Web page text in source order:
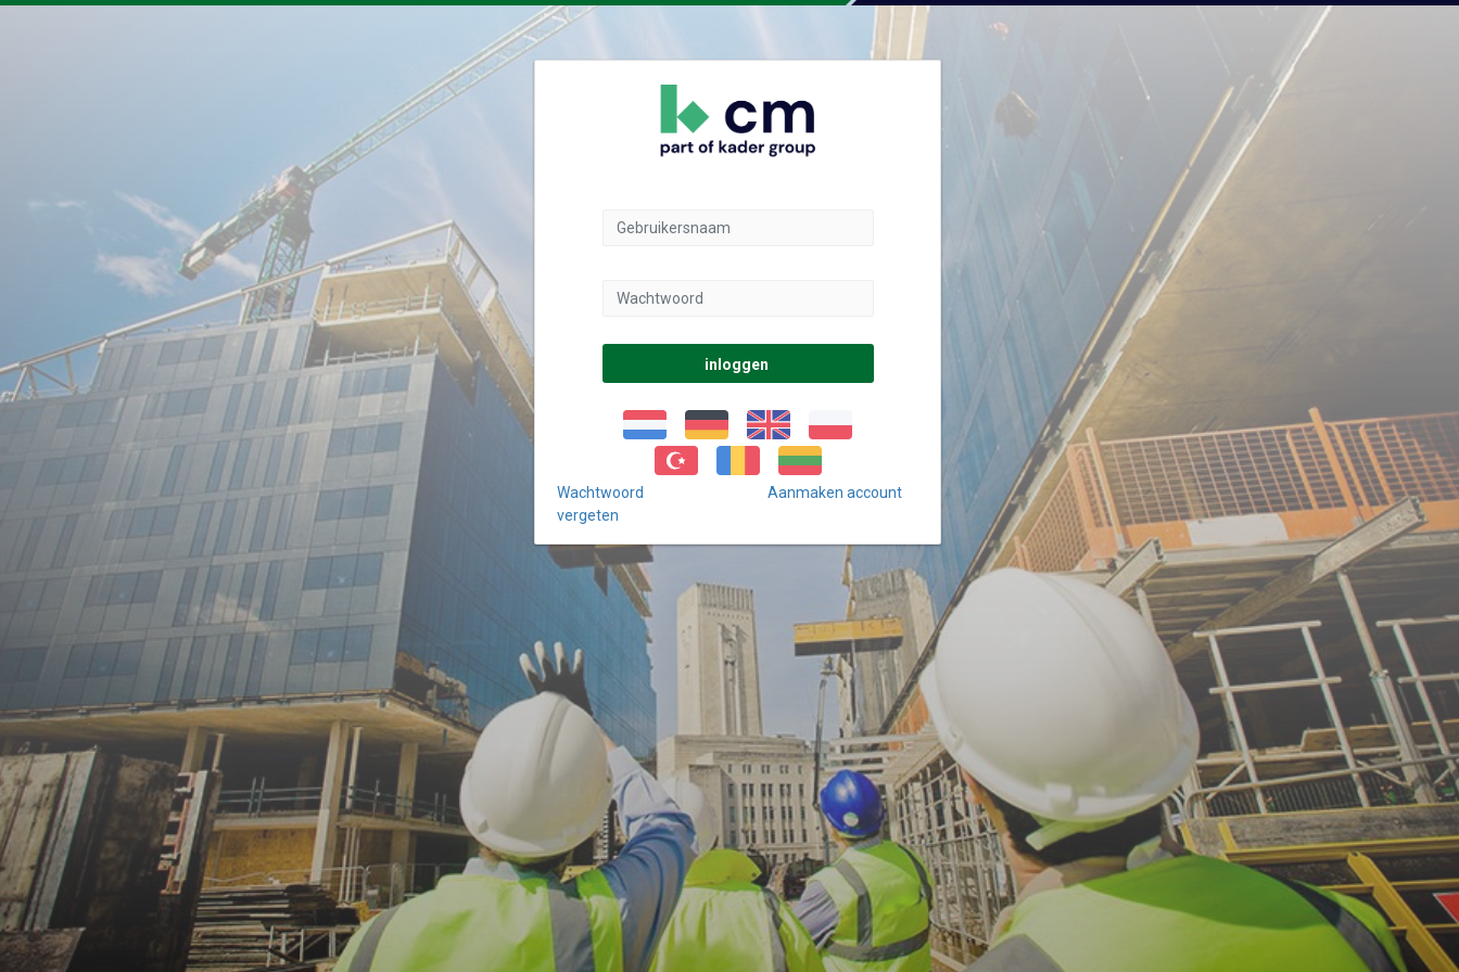
Wachtwoord
vergeten
Aanmaken account